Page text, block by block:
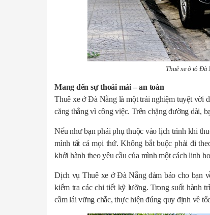
Thuê xe ô tô Đà
Mang đến sự thoải mái – an toàn
Thuê xe ở Đà Nẵng là một trải nghiệm tuyệt vời
căng thẳng vì công việc. Trên chặng đường dài,
Nếu như bạn phải phụ thuộc vào lịch trình khi
mình tất cả mọi thứ. Không bắt buộc phải đi
khởi hành theo yêu cầu của mình một cách linh
Dịch vụ Thuê xe ở Đà Nẵng đảm bảo cho bạn
kiểm tra các chi tiết kỹ lưỡng. Trong suốt hành
cầm lái vững chắc, thực hiện đúng quy định về